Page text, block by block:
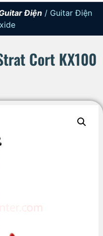
Điện / Guitar Điện
Cort KX100